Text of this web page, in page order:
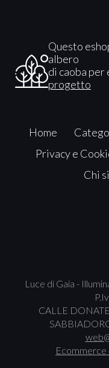
Questo
albero
di caoba per
progetto
Home
Privacy e
Chi
Luce di Gaia -
CALLE